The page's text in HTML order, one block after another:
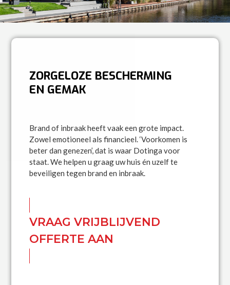
ZORGELOZE BESCHERMING
EN GEMAK
Brand of inbraak heeft vaak een grote impact.
Zowel emotioneel als financieel. ‘Voorkomen is
beter dan genezen’, dat is waar Dotinga voor
staat. We helpen u graag uw huis én uzelf te
beveiligen tegen brand en inbraak.
VRAAG VRIJBLIJVEND
OFFERTE AAN